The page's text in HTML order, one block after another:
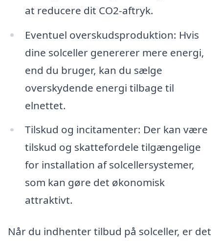
at reducere dit CO2-aftryk.
Eventuel overskudsproduktion: Hvis
dine solceller genererer mere energi,
end du bruger, kan du sælge
overskydende energi tilbage til
elnettet.
Tilskud og incitamenter: Der kan være
tilskud og skattefordele tilgængelige
for installation af solcellersystemer,
som kan gøre det økonomisk
attraktivt.
Når du indhenter tilbud på solceller, er det